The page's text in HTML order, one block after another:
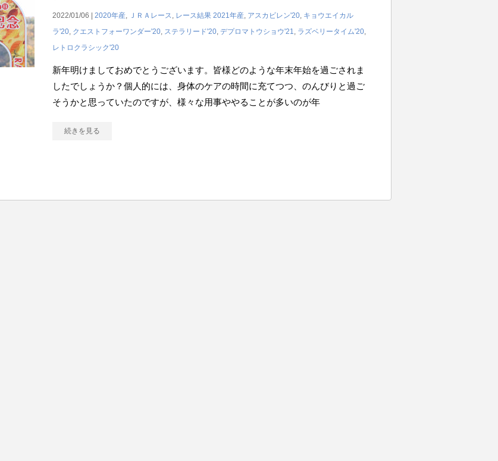
2022/01/06 | 2020年産, ＪＲＡレース, レース結果 2021年産, アスカビレン'20, キョウエイカル
ラ'20, クエストフォーワンダー'20, ステラリード'20, デプロマトウショウ'21, ラズベリータイム'20,
レトロクラシック'20
新年明けましておめでとうございます。皆様どのような年末年始を過ごされま
したでしょうか？個人的には、身体のケアの時間に充てつつ、のんびりと過ご
そうかと思っていたのですが、様々な用事ややることが多いのが年
続きを見る